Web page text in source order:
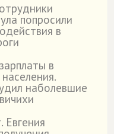
попросили
в
в
наболевшие
Евгения